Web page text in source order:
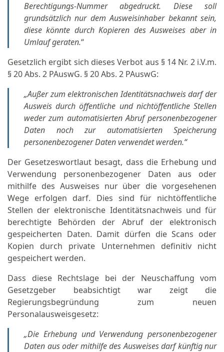
Berechtigungs-Nummer abgedruckt. Diese soll
grundsätzlich nur dem Ausweisinhaber bekannt sein,
diese könnte durch Kopieren des Ausweises aber in
Umlauf geraten.“
Gesetzlich ergibt sich dieses Verbot aus § 14 Nr. 2 i.V.m.
§ 20 Abs. 2 PAuswG. § 20 Abs. 2 PAuswG:
„Außer zum elektronischen Identitätsnachweis darf der
Ausweis durch öffentliche und nichtöffentliche Stellen
weder zum automatisierten Abruf personenbezogener
Daten noch zur automatisierten Speicherung
personenbezogener Daten verwendet werden.“
Der Gesetzeswortlaut besagt, dass die Erhebung und
Verwendung personenbezogener Daten aus oder
mithilfe des Ausweises nur über die vorgesehenen
Wege erfolgen darf. Dies sind für nichtöffentliche
Stellen der elektronische Identitätsnachweis und für
berechtigte Behörden der Abruf der elektronisch
gespeicherten Daten. Damit dürfen die Scans oder
Kopien durch private Unternehmen definitiv nicht
gespeichert werden.
Dass diese Rechtslage bei der Neuschaffung vom
Gesetzgeber beabsichtigt war zeigt die
Regierungsbegründung zum neuen
Personalausweisgesetz:
„Die Erhebung und Verwendung personenbezogener
Daten aus oder mithilfe des Ausweises darf künftig nur